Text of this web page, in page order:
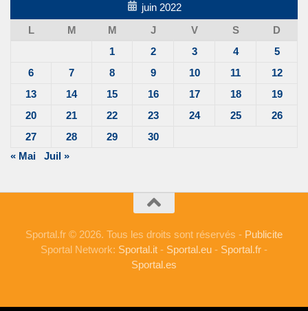
juin 2022
L
M M J V S
D
1
2 3 4
5
6
7 8 9 10 11
12
13
14 15 16 17 18
19
20
21 22 23 24 25
26
27
28 29
30
« Mai
Juil »
Sportal.fr © 2026. Tous les droits sont réservés - Publicite
Sportal Network: Sportal.it - Sportal.eu - Sportal.fr -
Sportal.es